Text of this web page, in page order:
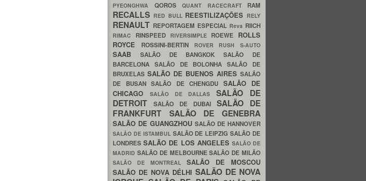
PYEONGHWA QOROS QUANT RACECRAFT RAM
RECALLS RED BULL REESTILIZAÇÕES RELY
RENAULT REPORTAGEM ESPECIAL Reva RIICH
RIMAC RINSPEED RIVERSIMPLE ROEWE ROLLS
ROYCE
ROSSINI-BERTIN ROVER RUSH S-AUTO
SAAB SALÃO DE BANGKOKSALÃO DE
BARCELONA SALÃO DE BOLONHASALÃO DE
BRUXELAS SALÃO DE BUENOS AIRES SALÃO
DE BUSAN SALÃO DE CHENGDU SALÃO DE
CHICAGO
SALÃO DE DALLASSALÃO DE
DETROIT
SALÃO DE DUBAI SALÃO DE
FRANKFURT SALÃO DE GENEBRA
SALÃO DE GUANGZHOU SALÃO DE HANNOVER
SALÃO DE ISTAMBUL SALÃO DE LEIPZIGSALÃO DE
LONDRESSALÃO DE LOS ANGELES SALÃO DE
MADRID SALÃO DE MELBOURNESALÃO DE MILÃO
SALÃO DE MONTREAL SALÃO DE MOSCOU
SALÃO DE NOVA DÉLHI SALÃO DE NOVA